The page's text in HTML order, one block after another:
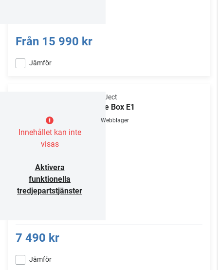
Från 15 990 kr
Jämför
Innehållet kan inte
visas
Aktivera
funktionella
tredjepartstjänster
Pro-Ject
Juke Box E1
Webblager
7 490 kr
Jämför